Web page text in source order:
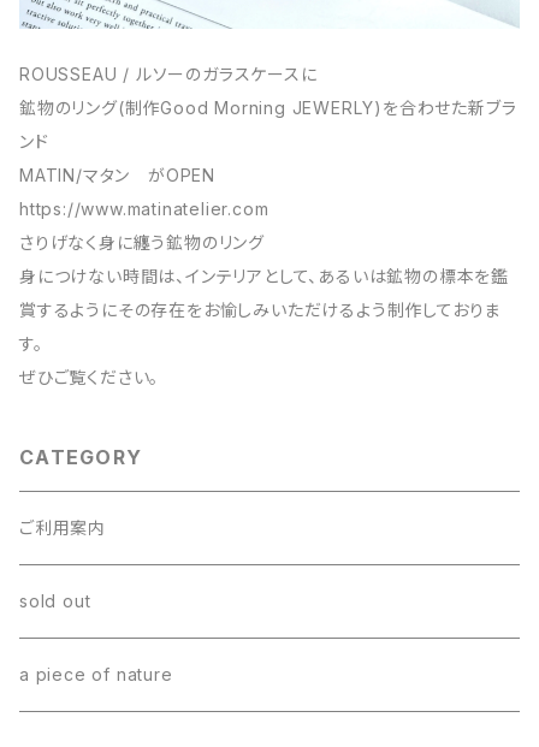
ROUSSEAU / ルソーのガラスケースに
鉱物のリング(制作Good Morning JEWERLY)を合わせた新ブラ
ンド
MATIN/マタン がOPEN
https://www.matinatelier.com
さりげなく身に纏う鉱物のリング
身につけない時間は、インテリアとして、あるいは鉱物の標本を鑑
賞するようにその存在をお愉しみいただけるよう制作しておりま
す。
ぜひご覧ください。
CATEGORY
ご利用案内
sold out
a piece of nature